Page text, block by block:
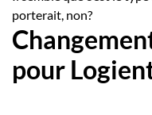
porterait, non?
pour